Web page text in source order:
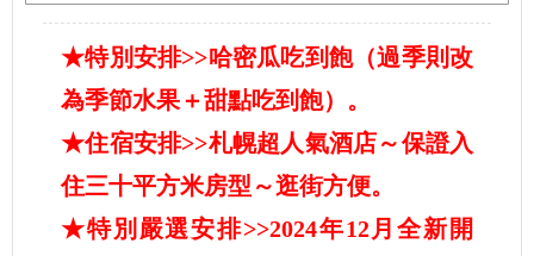
★特別安排>>哈密瓜吃到飽（過季則改
為季節水果＋甜點吃到飽）。
★住宿安排>>札幌超人氣酒店～保證入
住三十平方米房型～逛街方便。
★特別嚴選安排>>2024年12月全新開